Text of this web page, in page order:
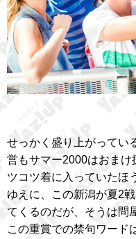
せっかく盛り上がってい
営もサマー2000はおまけ
ツコツ着に入っていたほ
ゆえに、この新潟が夏2
てくるのだが、そうは問
この重賞での禁句ワード